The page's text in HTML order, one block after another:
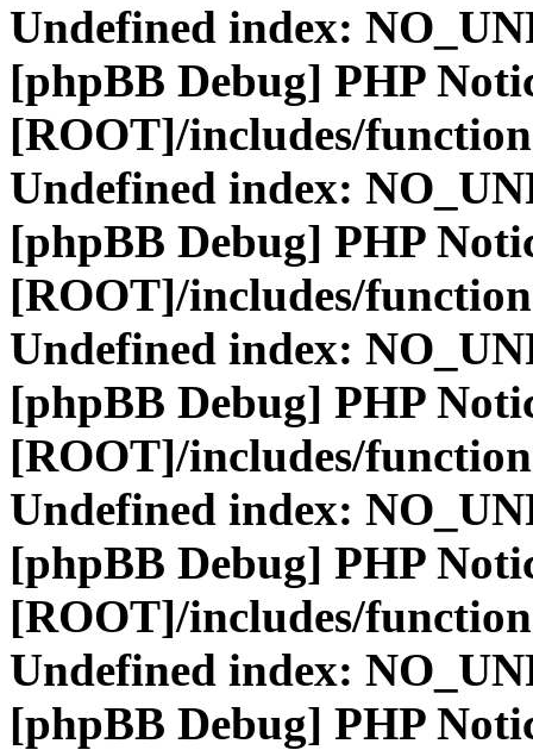
Undefined index:
[phpBB Debug] PHP
[ROOT]/includes/
Undefined index:
[phpBB Debug] PHP
[ROOT]/includes/
Undefined index:
[phpBB Debug] PHP
[ROOT]/includes/
Undefined index:
[phpBB Debug] PHP
[ROOT]/includes/
Undefined index:
[phpBB Debug] PHP